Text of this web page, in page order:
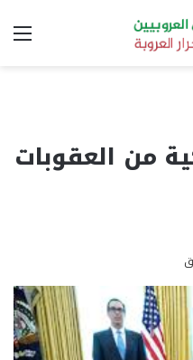
من العقوبات